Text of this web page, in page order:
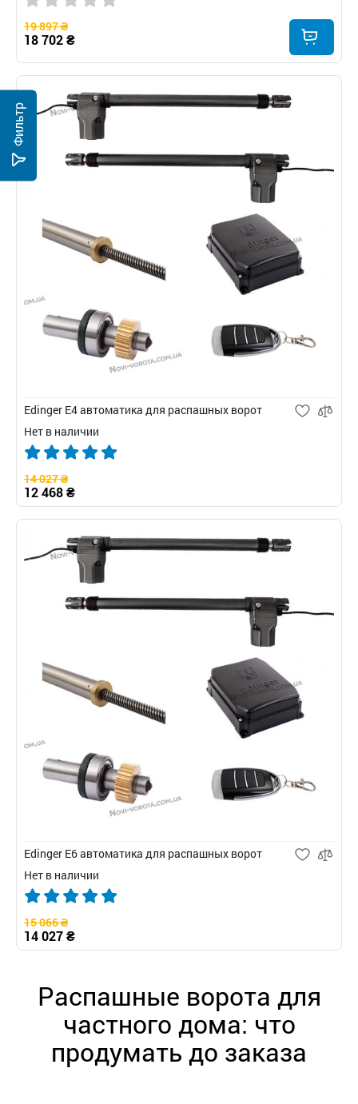
Фильтр
19 897 ₴
18 702 ₴
Edinger E4 автоматика для распашных ворот
Нет в наличии
14 027 ₴
12 468 ₴
Edinger E6 автоматика для распашных ворот
Нет в наличии
15 066 ₴
14 027 ₴
Распашные ворота для
частного дома: что
продумать до заказа